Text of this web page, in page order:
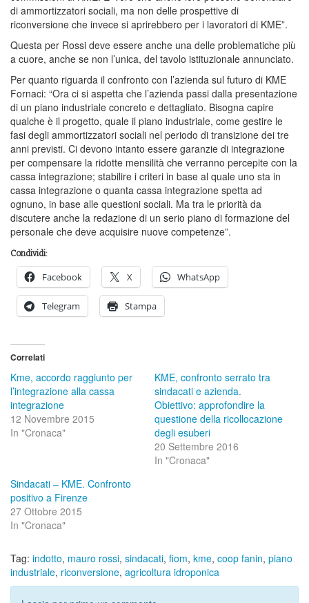
di ammortizzatori sociali, ma non delle prospettive di
riconversione che invece si aprirebbero per i lavoratori di KME”.
Questa per Rossi deve essere anche una delle problematiche più
a cuore, anche se non l’unica, del tavolo istituzionale annunciato.
Per quanto riguarda il confronto con l’azienda sul futuro di KME
Fornaci: “Ora ci si aspetta che l’azienda passi dalla presentazione
di un piano industriale concreto e dettagliato. Bisogna capire
qualche è il progetto, quale il piano industriale, come gestire le
fasi degli ammortizzatori sociali nel periodo di transizione dei tre
anni previsti. Ci devono intanto essere garanzie di integrazione
per compensare la ridotte mensilità che verranno percepite con la
cassa integrazione; stabilire i criteri in base al quale uno sta in
cassa integrazione o quanta cassa integrazione spetta ad
ognuno, in base alle questioni sociali. Ma tra le priorità da
discutere anche la redazione di un serio piano di formazione del
personale che deve acquisire nuove competenze”.
Condividi:
Facebook X WhatsApp
Telegram Stampa
Correlati
Kme, accordo raggiunto per
l’integrazione alla cassa
integrazione
12 Novembre 2015
In "Cronaca"
KME, confronto serrato tra
sindacati e azienda.
Obiettivo: approfondire la
questione della ricollocazione
degli esuberi
20 Settembre 2016
In "Cronaca"
Sindacati – KME. Confronto
positivo a Firenze
27 Ottobre 2015
In "Cronaca"
Tag: indotto, mauro rossi, sindacati, fiom, kme, coop fanin, piano
industriale, riconversione, agricoltura idroponica